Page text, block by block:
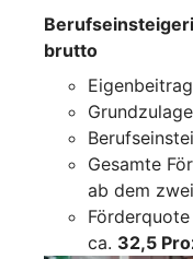
brutto
Gesamte
ab dem
ca. 32,5